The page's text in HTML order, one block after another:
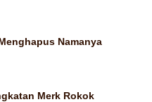
Namanya
Merk Rokok